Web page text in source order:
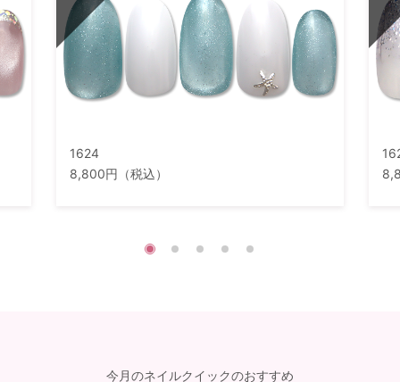
1624
8,800円（税込）
今月のネイルクイックのおすすめ